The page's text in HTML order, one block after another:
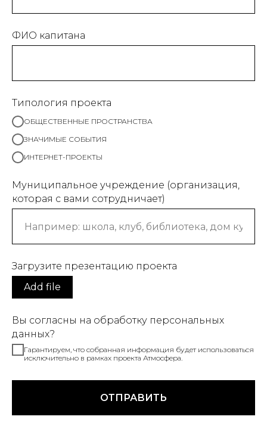
ФИО капитана
Типология проекта
ОБЩЕСТВЕННЫЕ ПРОСТРАНСТВА
ЗНАЧИМЫЕ СОБЫТИЯ
ИНТЕРНЕТ-ПРОЕКТЫ
Муниципальное учреждение (организация,
которая с вами сотрудничает)
Загрузите презентацию проекта
Add file
Вы согласны на обработку персональных
данных?
Гарантируем, что собранная информация будет использоваться
исключительно в рамках проекта Атмосфера.
ОТПРАВИТЬ